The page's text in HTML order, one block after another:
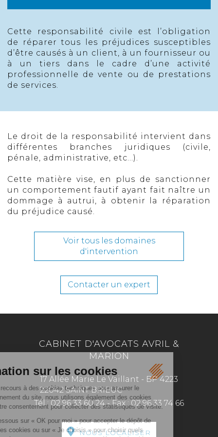
Cette responsabilité civile est l’obligation
de réparer tous les préjudices susceptibles
d’être causés à un client, à un fournisseur ou
à un tiers dans le cadre d’une activité
professionnelle de vente ou de prestations
de services.
Le droit de la responsabilité intervient dans
différentes branches juridiques (civile,
pénale, administrative, etc...).
Cette matière vise, en plus de sanctionner
un comportement fautif ayant fait naître un
dommage à autrui, à obtenir la réparation
du préjudice causé.
Voir tous les domaines
d'intervention
Contacter un expert
CABINET D'AVOCATS AVRIL &
MARION
17 Allée Marie Le Vaillant - BP 4223
22042 SAINT BRIEUC
Tél : 02 96 33 60 24 - Fax : 02 96 33 74 66
NOUS LOCALISER